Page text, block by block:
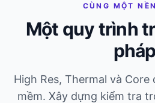
CÙNG MỘT
Một quy trình
pháp
High Res, Thermal và
mềm. Xây dựng kiểm tra